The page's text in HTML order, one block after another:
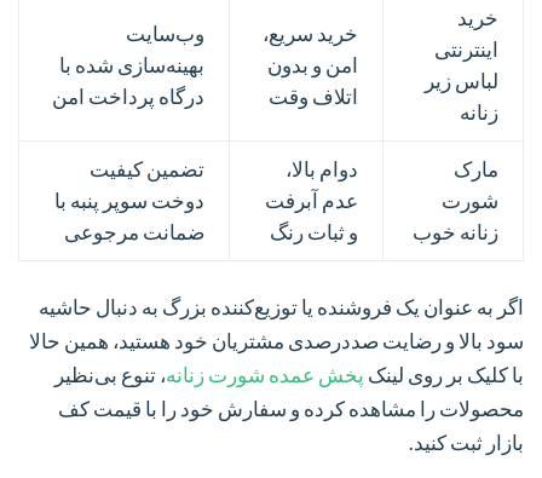
خرید
اینترنتی
لباس زیر
زنانه
خرید سریع،
امن و بدون
اتلاف وقت
وب‌سایت
بهینه‌سازی شده با
درگاه پرداخت امن
مارک
شورت
زنانه خوب
دوام بالا،
عدم آبرفت
و ثبات رنگ
تضمین کیفیت
دوخت سوپر پنبه با
ضمانت مرجوعی
اگر به عنوان یک فروشنده یا توزیع‌کننده بزرگ به دنبال حاشیه
سود بالا و رضایت صددرصدی مشتریان خود هستید، همین حالا
با کلیک بر روی لینک پخش عمده شورت زنانه، تنوع بی‌نظیر
محصولات را مشاهده کرده و سفارش خود را با قیمت کف
بازار ثبت کنید.